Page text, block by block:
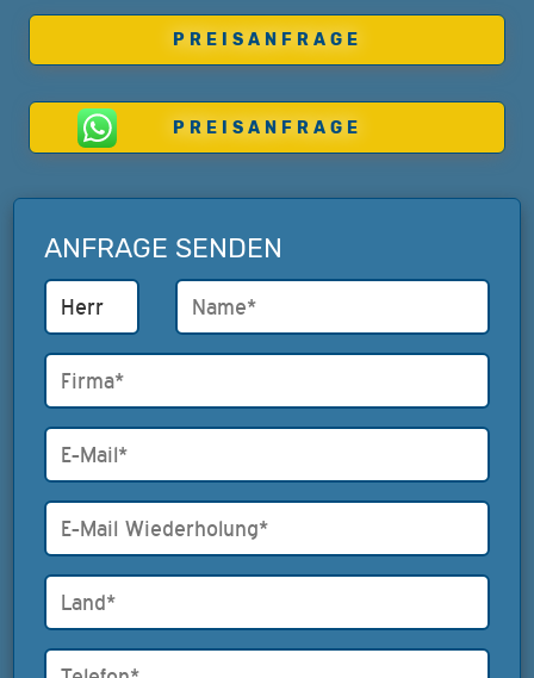
PREISANFRAGE
PREISANFRAGE
ANFRAGE SENDEN